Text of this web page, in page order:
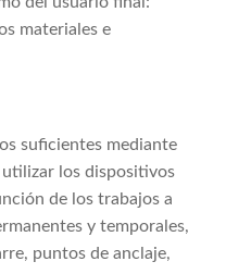
materiales e
suficientes mediante
utilizar los dispositivos
de los trabajos a
y temporales,
puntos de anclaje,